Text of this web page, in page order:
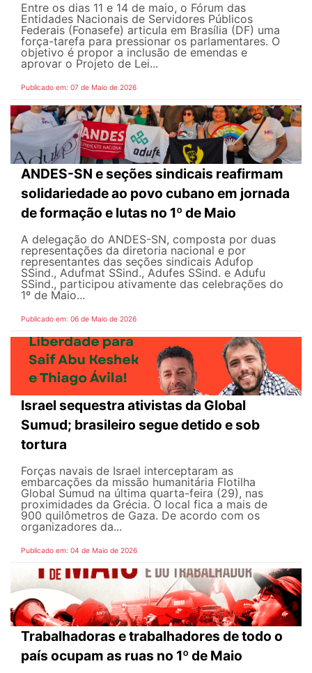
Entre os dias 11 e 14 de maio, o Fórum das
Entidades Nacionais de Servidores Públicos
Federais (Fonasefe) articula em Brasília (DF) uma
força-tarefa para pressionar os parlamentares. O
objetivo é propor a inclusão de emendas e
aprovar o Projeto de Lei...
Publicado em: 07 de Maio de 2026
ANDES-SN e seções sindicais reafirmam
solidariedade ao povo cubano em jornada
de formação e lutas no 1º de Maio
A delegação do ANDES-SN, composta por duas
representações da diretoria nacional e por
representantes das seções sindicais Adufop
SSind., Adufmat SSind., Adufes SSind. e Adufu
SSind., participou ativamente das celebrações do
1º de Maio...
Publicado em: 06 de Maio de 2026
Israel sequestra ativistas da Global
Sumud; brasileiro segue detido e sob
tortura
Forças navais de Israel interceptaram as
embarcações da missão humanitária Flotilha
Global Sumud na última quarta-feira (29), nas
proximidades da Grécia. O local fica a mais de
900 quilômetros de Gaza. De acordo com os
organizadores da...
Publicado em: 04 de Maio de 2026
Trabalhadoras e trabalhadores de todo o
país ocupam as ruas no 1º de Maio